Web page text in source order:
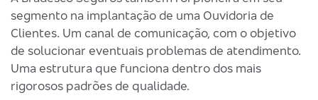
segmento na implantação de uma Ouvidoria de
Clientes. Um canal de comunicação, com o objetivo
de solucionar eventuais problemas de atendimento.
Uma estrutura que funciona dentro dos mais
rigorosos padrões de qualidade.